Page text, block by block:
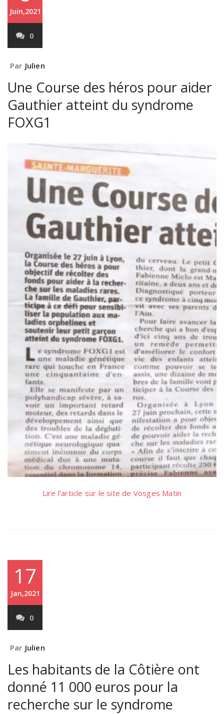
Juin,2021
0
Par Julien
Une Course des héros pour aider
Gauthier atteint du syndrome
FOXG1
Lire l’article sur le site de Vosges Matin
17
Jan,2021
0
Par Julien
Les habitants de la Côtière ont
donné 11 000 euros pour la
recherche sur le syndrome